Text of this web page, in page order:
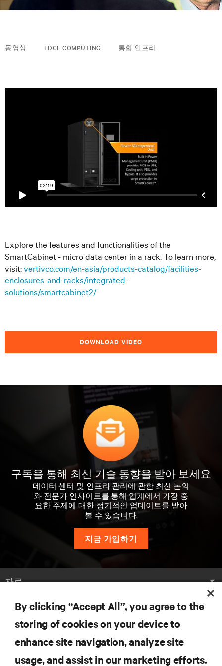
동영상 EDGE COMPUTING 통합 인프라
Explore the features and functionalities of the
SmartCabinet - micro data center in a rack. To learn more,
visit:vertivco.com/en-asia/products-catalog/facilities-
enclosures-and-racks/integrated-
solutions/smartcabinet2/
DOWNLOAD VIDEO
구독을 통해 최신 기술 동향을 받아 보세요
데이터 센터 및 인프라 관리에 관한 최신 논의
와 전문가 인사이트를 통해 업계에서 가장 중
요한 주제에 대한 정기적인 업데이트를 받아
볼 수 있습니다.
지금 가입하기
자료
지원
기업
By clicking “Accept All”, you agree to the
storing of cookies on your device to
enhance site navigation, analyze site
usage, and assist in our marketing efforts.